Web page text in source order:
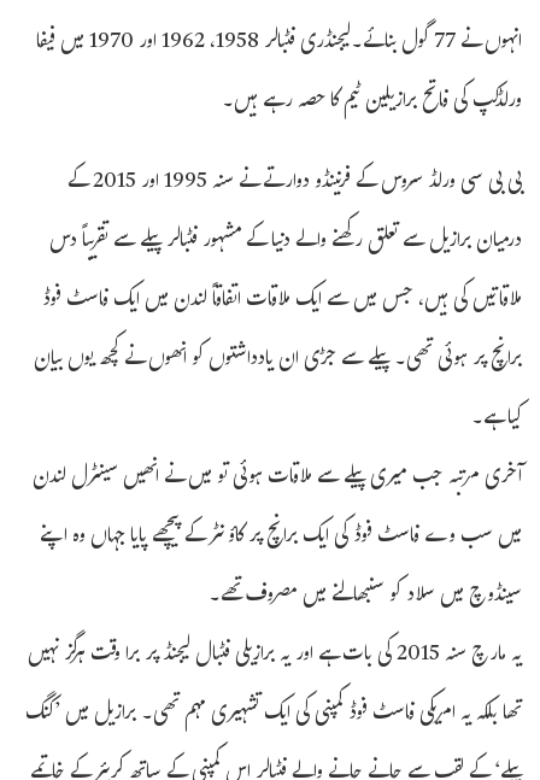
انہوں نے 77 گول بنائے۔لیجنڈری فٹبالر 1958، 1962 اور 1970 میں فیفا
ورلڈکپ کی فاتح برازیلین ٹیم کا حصہ رہے ہیں۔
بی بی سی ورلڈ سروس کے فرنینڈو دوارتے نے سنہ 1995 اور 2015 کے
درمیان برازیل سے تعلق رکھنے والے دنیا کے مشہور فٹبالر پیلے سے تقریباً دس
ملاقاتیں کی ہیں، جس میں سے ایک ملاقات اتفاقاً لندن میں ایک فاسٹ فوڈ
برانچ پر ہوئی تھی۔ پیلے سے جڑی ان یادداشتوں کو انھوں نے کچھ یوں بیان
کیا ہے۔
آخری مرتبہ جب میری پیلے سے ملاقات ہوئی تو میں نے انھیں سینٹرل لندن
میں سب وے فاسٹ فوڈ کی ایک برانچ پر کاؤنٹر کے پیچھے پایا جہاں وہ اپنے
سینڈوچ میں سلاد کو سنبھالنے میں مصروف تھے۔
یہ مارچ سنہ 2015 کی بات ہے اور یہ برازیلی فٹبال لیجنڈ پر برا وقت ہرگز نہیں
تھا بلکہ یہ امریکی فاسٹ فوڈ کمپنی کی ایک تشہیری مہم تھی۔ برازیل میں ’کنگ